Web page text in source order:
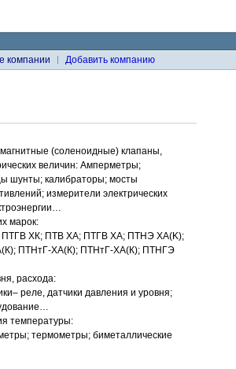
компании
Добавить компанию
(соленоидные) клапаны,
величин: Амперметры;
шунты; калибраторы; мосты
измерители электрических
марок:
ХК; ПТВ ХА; ПТГВ ХА; ПТНЭ XA(K);
ПТНтГ-ХА(К); ПТНтГ-ХА(К); ПТНГЭ
расхода:
реле, датчики давления и уровня;
температуры:
термометры; биметаллические